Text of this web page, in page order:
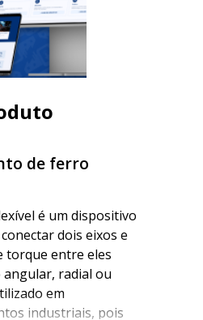
de ferro
é um dispositivo
dois eixos e
torque entre eles
radial ou
em
industriais, pois